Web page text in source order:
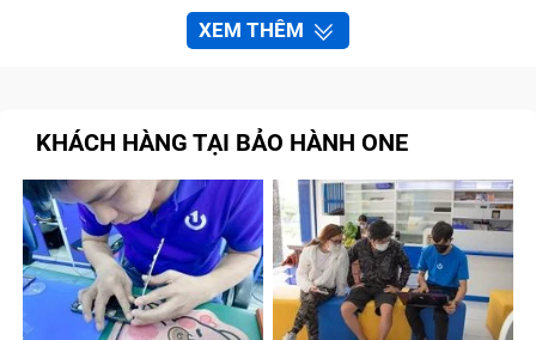
Nhân viên nhiệt tình- tận tâm
Chính sách bảo hành lâu dài
Bước 2: Kiểm tra và báo giá
Bước 3: Tiến hành thay thế, sửa chữa
Bước 4: Thanh toán dịch vụ
Tổng kết
XEM THÊM
KHÁCH HÀNG TẠI BẢO HÀNH ONE